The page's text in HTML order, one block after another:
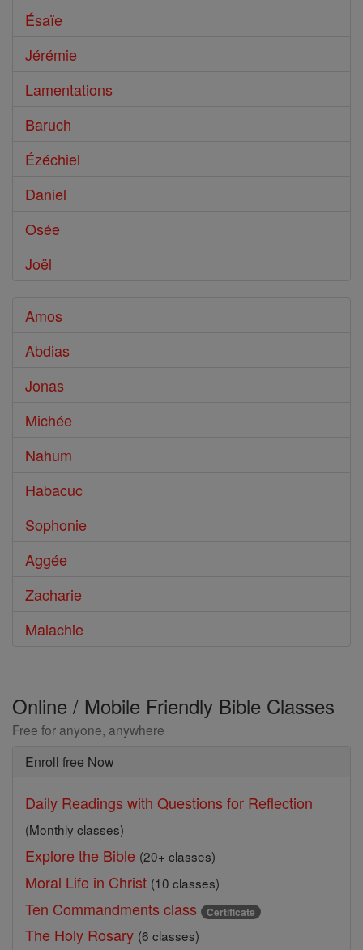
Ésaïe
Jérémie
Lamentations
Baruch
Ézéchiel
Daniel
Osée
Joël
Amos
Abdias
Jonas
Michée
Nahum
Habacuc
Sophonie
Aggée
Zacharie
Malachie
Online / Mobile Friendly Bible Classes
Free for anyone, anywhere
Enroll free Now
Daily Readings with Questions for Reflection
(Monthly classes)
Explore the Bible (20+ classes)
Moral Life in Christ (10 classes)
Ten Commandments class Certificate
The Holy Rosary (6 classes)